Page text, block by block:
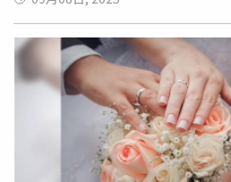
活，這個生活不僅有我的夢想，
道，自己不希望這段婚姻關係是
面貼滿了我要穿的婚紗布料樣本
好，你將要穿的燕尾服。然後大約
會有第二個孩子，並將孩子送到
你計畫好了！」她不希望會讓對
義。如今35歲的她，似乎正活出
年歌曲〈Wildest Dreams〉）。